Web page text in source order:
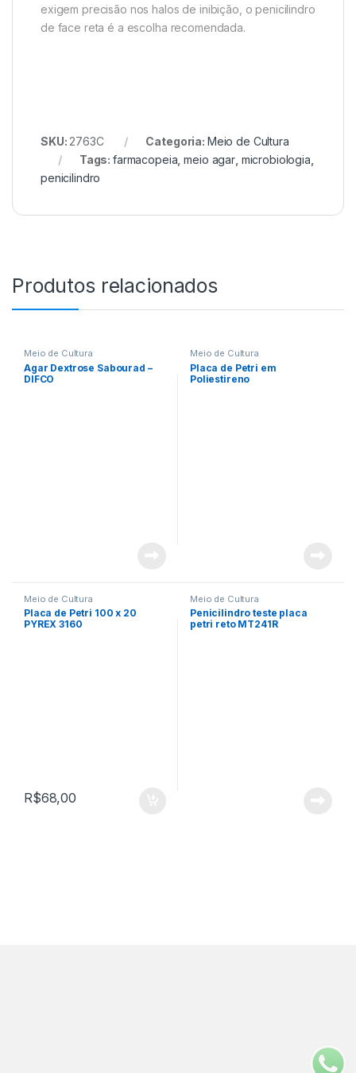
exigem precisão nos halos de inibição, o penicilindro
de face reta é a escolha recomendada.
SKU: 2763C Categoria: Meio de Cultura
Tags:farmacopeia ,meio agar, microbiologia
penicilindro
Produtos relacionados
Meio de Cultura
Agar Dextrose Sabourad –
DIFCO
Meio de Cultura
Placa de Petri em
Poliestireno
Meio de Cultura
Placa de Petri 100 x 20
PYREX 3160
R$68,00
Meio de Cultura
Penicilindro teste placa
petri reto MT241R